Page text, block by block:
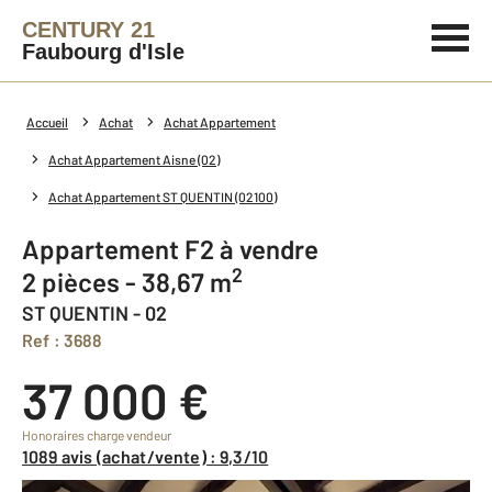
CENTURY 21
Faubourg d'Isle
Accueil Achat Achat Appartement
Achat Appartement Aisne (02)
Achat Appartement ST QUENTIN (02100)
Appartement F2 à vendre
2 pièces - 38,67 m2
ST QUENTIN - 02
Ref : 3688
37 000 €
Honoraires charge vendeur
1089 avis (achat/vente) : 9,3/10